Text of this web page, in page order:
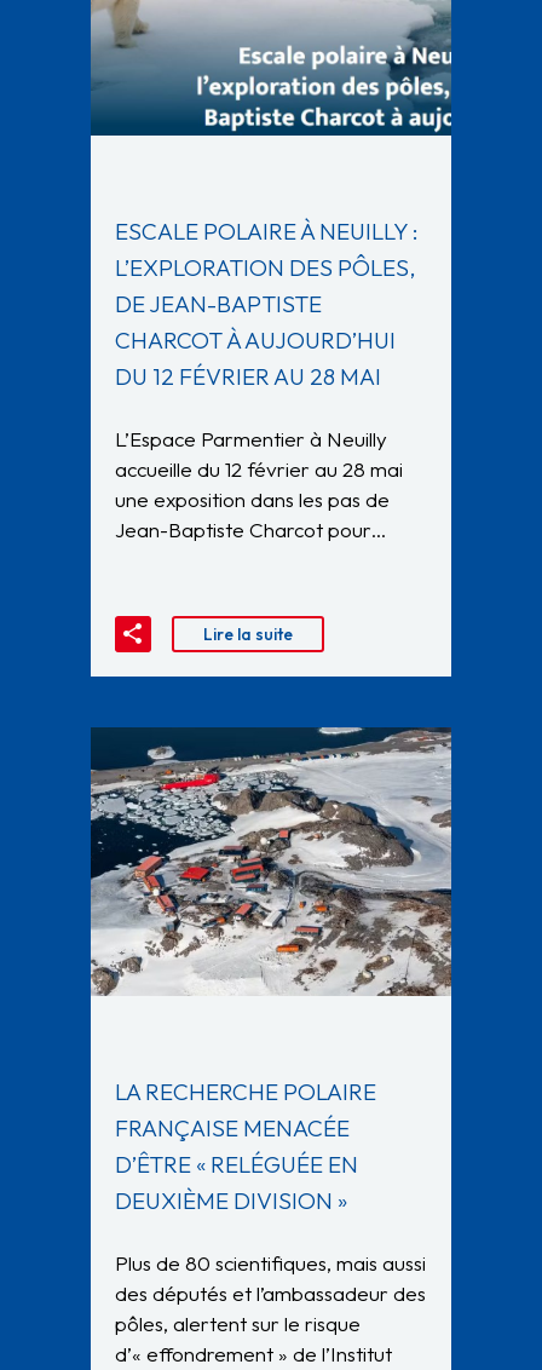
ESCALE POLAIRE À NEUILLY :
L’EXPLORATION DES PÔLES,
DE JEAN-BAPTISTE
CHARCOT À AUJOURD’HUI
DU 12 FÉVRIER AU 28 MAI
L’Espace Parmentier à Neuilly
accueille du 12 février au 28 mai
une exposition dans les pas de
Jean-Baptiste Charcot pour…
Lire la suite
LA RECHERCHE POLAIRE
FRANÇAISE MENACÉE
D’ÊTRE « RELÉGUÉE EN
DEUXIÈME DIVISION »
Plus de 80 scientifiques, mais aussi
des députés et l’ambassadeur des
pôles, alertent sur le risque
d’« effondrement » de l’Institut